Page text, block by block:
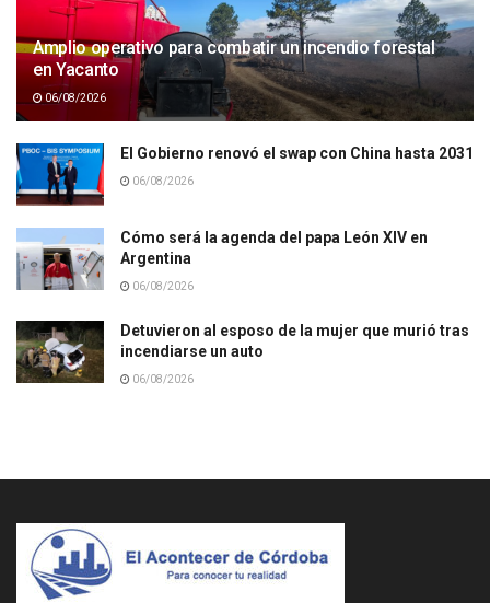
Amplio operativo para combatir un incendio forestal
en Yacanto
06/08/2026
El Gobierno renovó el swap con China hasta 2031
06/08/2026
Cómo será la agenda del papa León XIV en
Argentina
06/08/2026
Detuvieron al esposo de la mujer que murió tras
incendiarse un auto
06/08/2026